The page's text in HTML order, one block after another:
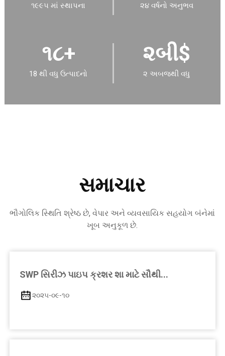
૧૯૯૫ માં સ્થાપના ૨૪ વર્ષનો અનુભવ
૧૮+
18 થી વધુ ઉત્પાદનો
૨બી$
૨ અબજથી વધુ
સમાચાર
ભૌગોલિક સ્થિતિ શ્રેષ્ઠ છે, વેપાર અને વ્યવસાયિક સહયોગ બંનેમાં
ખૂબ અનુકૂળ છે.
SWP સિરીઝ પાઇપ ક્રશર શા માટે સૌથી...
૨૦૨૫-૦૯-૧૦